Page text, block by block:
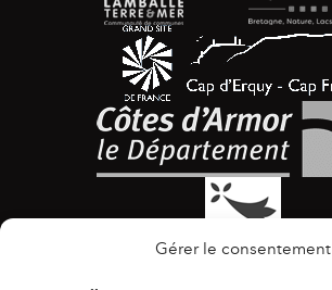
Gérer le consentement